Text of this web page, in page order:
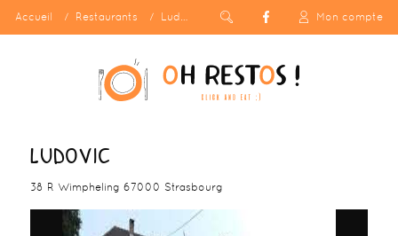
Accueil Restaurants Ludovic Mon compte
LUDOVIC
38 R Wimpheling 67000 Strasbourg